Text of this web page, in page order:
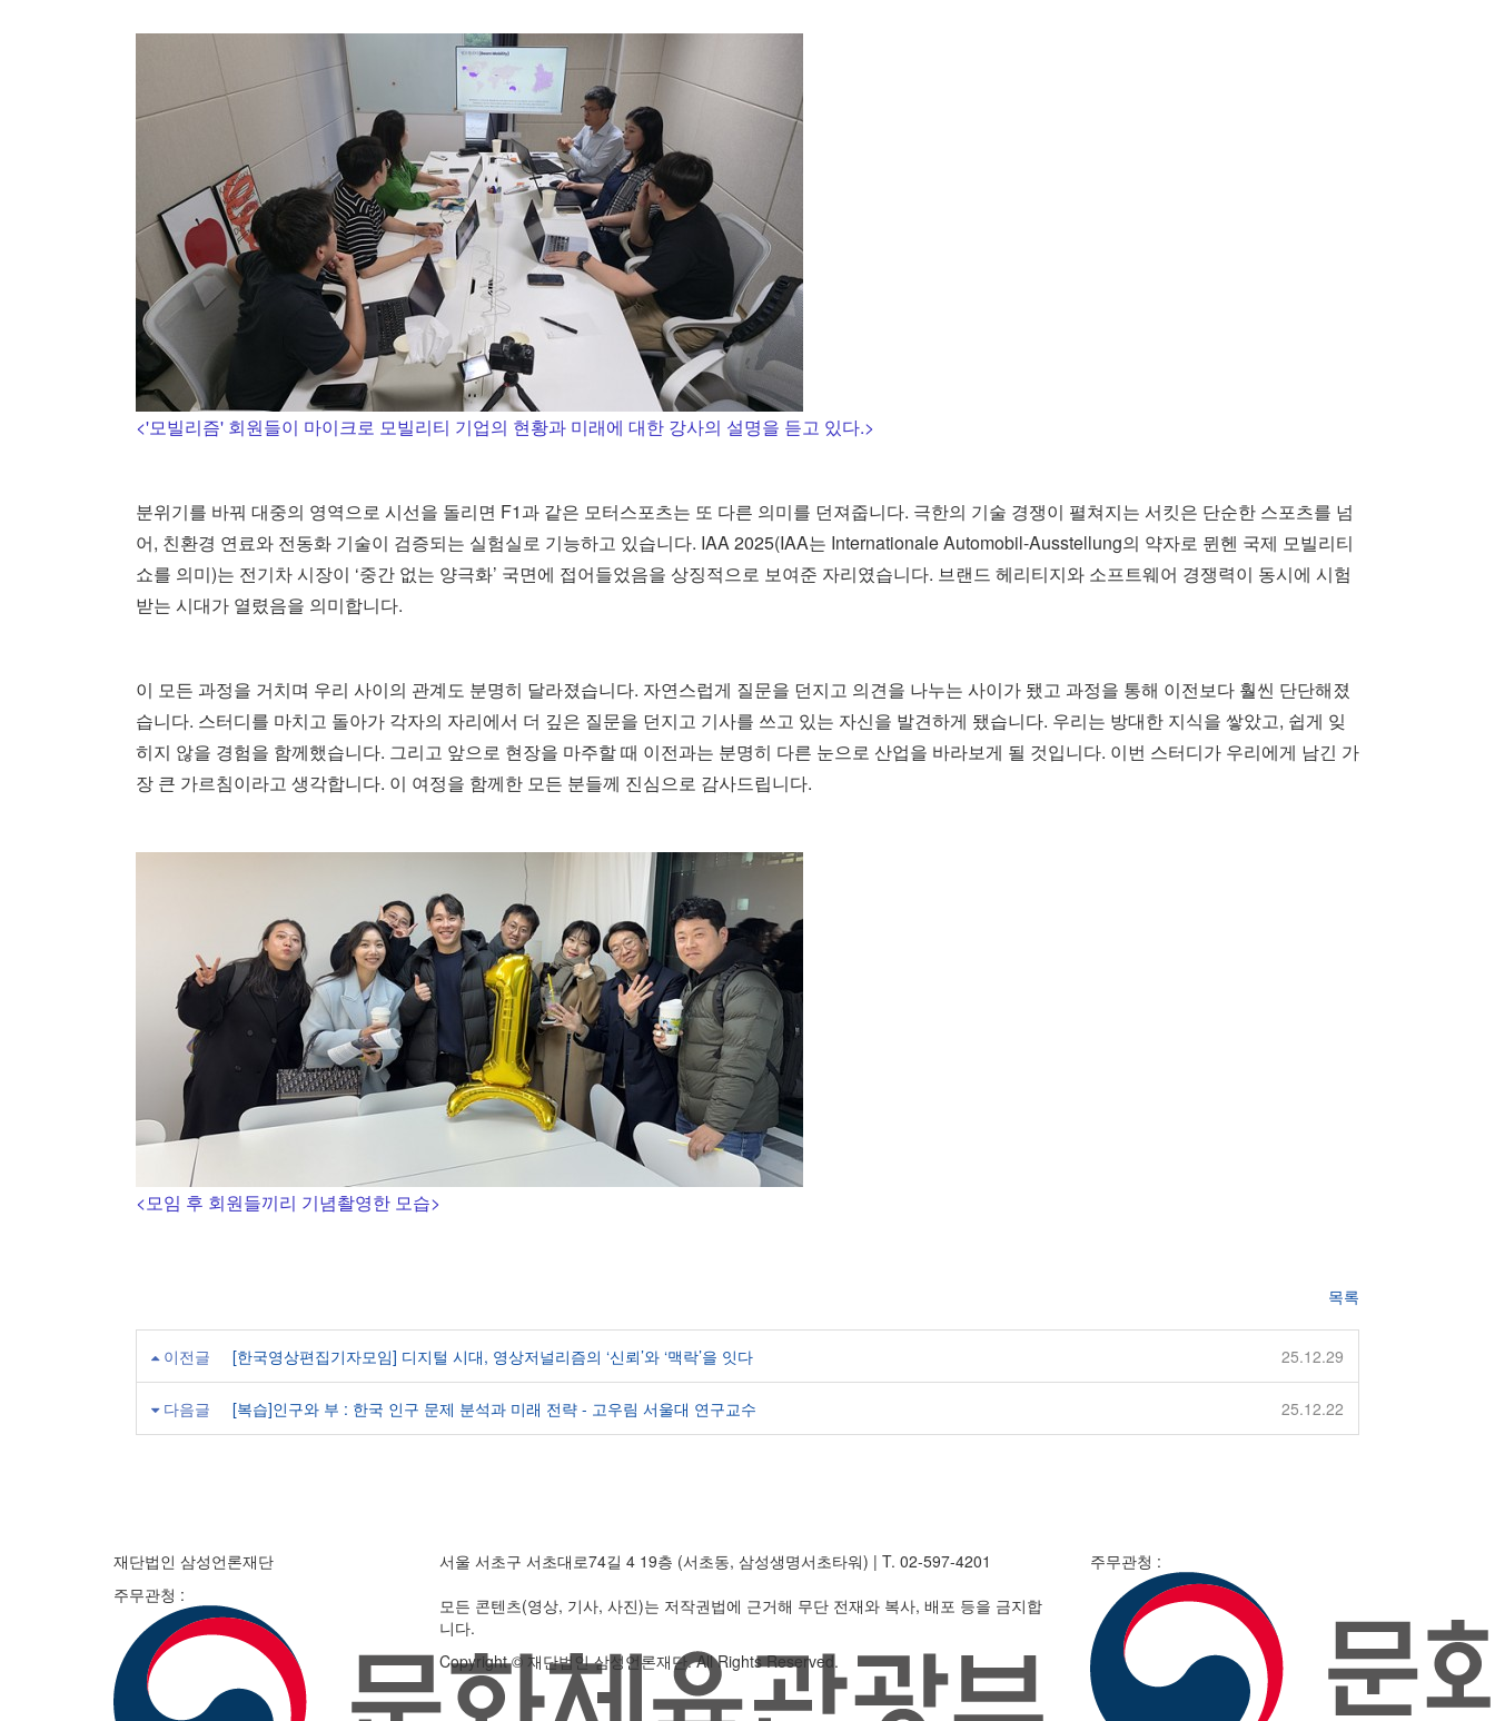
<'모빌리즘' 회원들이 마이크로 모빌리티 기업의 현황과 미래에 대한 강사의 설명을 듣고 있다.>
분위기를 바꿔 대중의 영역으로 시선을 돌리면 F1과 같은 모터스포츠는 또 다른 의미를 던져줍니다. 극한의 기술 경쟁이 펼쳐지는 서킷은 단순한 스포츠를 넘
어, 친환경 연료와 전동화 기술이 검증되는 실험실로 기능하고 있습니다. IAA 2025(IAA는 Internationale Automobil-Ausstellung의 약자로 뮌헨 국제 모빌리티
쇼를 의미)는 전기차 시장이 ‘중간 없는 양극화’ 국면에 접어들었음을 상징적으로 보여준 자리였습니다. 브랜드 헤리티지와 소프트웨어 경쟁력이 동시에 시험
받는 시대가 열렸음을 의미합니다.
이 모든 과정을 거치며 우리 사이의 관계도 분명히 달라졌습니다. 자연스럽게 질문을 던지고 의견을 나누는 사이가 됐고 과정을 통해 이전보다 훨씬 단단해졌
습니다. 스터디를 마치고 돌아가 각자의 자리에서 더 깊은 질문을 던지고 기사를 쓰고 있는 자신을 발견하게 됐습니다. 우리는 방대한 지식을 쌓았고, 쉽게 잊
히지 않을 경험을 함께했습니다. 그리고 앞으로 현장을 마주할 때 이전과는 분명히 다른 눈으로 산업을 바라보게 될 것입니다. 이번 스터디가 우리에게 남긴 가
장 큰 가르침이라고 생각합니다. 이 여정을 함께한 모든 분들께 진심으로 감사드립니다.
<모임 후 회원들끼리 기념촬영한 모습>
목록
이전글 [한국영상편집기자모임] 디지털 시대, 영상저널리즘의 ‘신뢰’와 ‘맥락’을 잇다 25.12.29
다음글 [복습]인구와 부 : 한국 인구 문제 분석과 미래 전략 - 고우림 서울대 연구교수 25.12.22
재단법인 삼성언론재단
주무관청 :
서울 서초구 서초대로74길 4 19층 (서초동, 삼성생명서초타워) | T. 02-597-4201
모든 콘텐츠(영상, 기사, 사진)는 저작권법에 근거해 무단 전재와 복사, 배포 등을 금지합
니다.
Copyright © 재단법인 삼성언론재단. All Rights Reserved.
주무관청 :